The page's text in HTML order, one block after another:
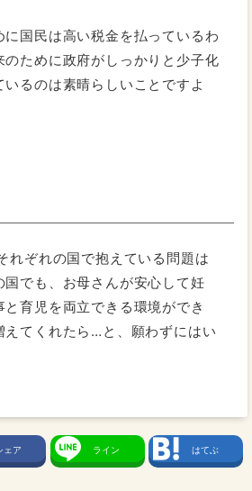
に国民は高い税金を払っているわ
のために政府がしっかりと少子化
るのは素晴らしいことですよ
れぞれの国で抱えている問題は
でも、お母さんが安心して妊
育児を両立できる環境ができ
えてくれたら…と、願わずにはい
ェア ライン はてぶ